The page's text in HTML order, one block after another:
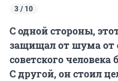
3 / 10
С одной стороны,
защищал от шума от
советского
С другой, он стоил